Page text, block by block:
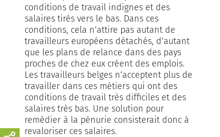
conditions de travail indignes et des
salaires tirés vers le bas. Dans ces
conditions, cela n’attire pas autant de
travailleurs européens détachés, d’autant
que les plans de relance dans des pays
proches de chez eux créent des emplois.
Les travailleurs belges n’acceptent plus de
travailler dans ces métiers qui ont des
conditions de travail très difficiles et des
salaires très bas. Une solution pour
remédier à la pénurie consisterait donc à
revaloriser ces salaires.